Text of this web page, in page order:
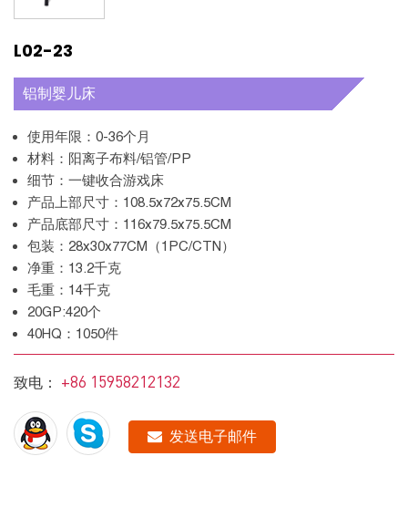
L02-23
铝制婴儿床
使用年限：0-36个月
材料：阳离子布料/铝管/PP
细节：一键收合游戏床
产品上部尺寸：108.5x72x75.5CM
产品底部尺寸：116x79.5x75.5CM
包装：28x30x77CM（1PC/CTN）
净重：13.2千克
毛重：14千克
20GP:420个
40HQ：1050件
致电： +86 15958212132
发送电子邮件